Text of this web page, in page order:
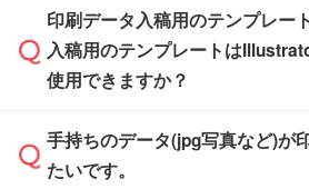
※土日祝日を除く営業日換算で
※沖縄・離島は追加日数がかか
ザインソフトがなくても安心
また、「データ作成サービス
せいただければ、弊社にて無
タを1点作成いたします。
IllustratorやPhotoshop、CLIP
ザインソフトでこだわりのデ
い方は、完全データ入稿
積・ご注文フォームにアップ
ください。
印刷データ入稿用のテンプレー
入稿用のテンプレートは
使用できますか？
一部商品は入稿用テンプレー
ます。各商品ページの『印刷方
手持ちのデータ(jpg写真など)が
たいです。